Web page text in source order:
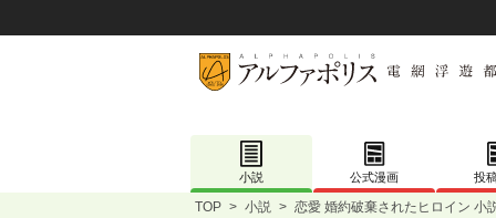
小説 公式漫画 投
TOP > 小説 > 恋愛 婚約破棄されたヒロイン 小